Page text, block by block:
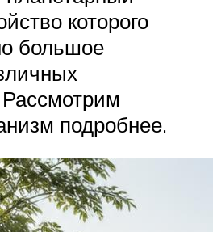
которого
большое
подробнее.